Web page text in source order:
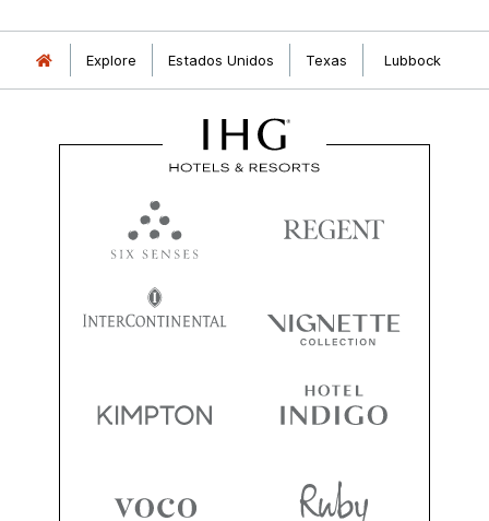
Explore Estados Unidos Texas Lubbock